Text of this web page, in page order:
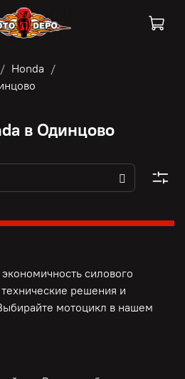
Honda
в Одинцово
кономичность силового
решения и
мотоцикл в нашем